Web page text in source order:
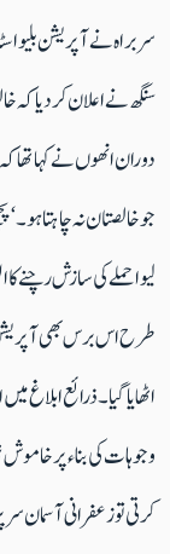
سربراہ نےآپریشن بلیو
سنگھ نے اعلان کردیا
دوران انھوں نے کہا تھا
جو خالصتان نہ چاہتا
لیوا حملے کی سازش رچنے
طرح اس برس بھی آپریشن
اٹھایا گیا۔ ذرائع
وجوہات کی بناء پر خاموش
کرتی تو زعفرانی آسمان